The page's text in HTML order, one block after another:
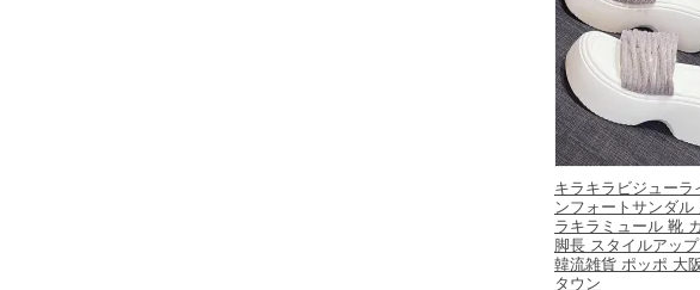
キラキラビジューラ
ンフォートサンダ
ラキラミュール 靴
脚長 スタイルアッ
韓流雑貨 ポッポ 大
タウン